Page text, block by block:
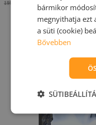
199.990 Ft 179.990 Ft
bármikor
megnyithatja ezt
a süti (cookie)
Bővebben